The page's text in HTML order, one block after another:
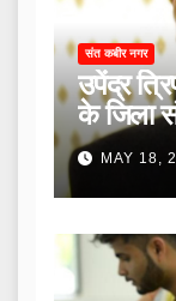
संत कबीर नगर
उपेंद्र
के जिला
MAY 18,